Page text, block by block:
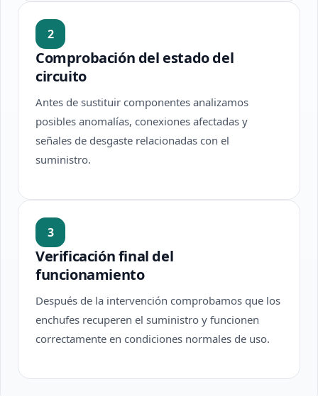
2
Comprobación del estado del
circuito
Antes de sustituir componentes analizamos
posibles anomalías, conexiones afectadas y
señales de desgaste relacionadas con el
suministro.
3
Verificación final del
funcionamiento
Después de la intervención comprobamos que los
enchufes recuperen el suministro y funcionen
correctamente en condiciones normales de uso.